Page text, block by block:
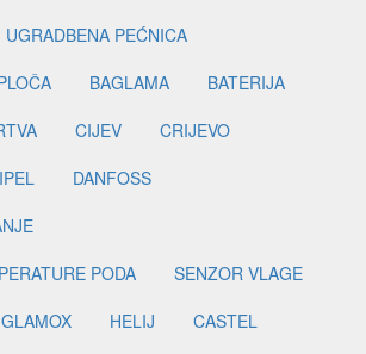
UGRADBENA PEĆNICA
BAGLAMA
BATERIJA
CIJEV
CRIJEVO
DANFOSS
PODA
SENZOR VLAGE
GLAMOX HELIJ
CASTEL